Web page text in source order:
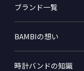
ブランド一覧
BAMBIの想い
時計バンドの知識